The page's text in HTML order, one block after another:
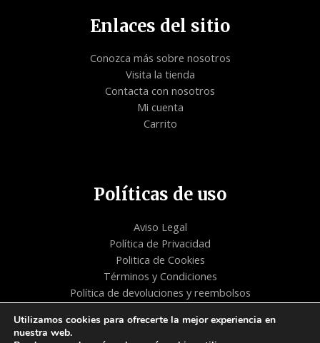
Enlaces del sitio
Conozca más sobre nosotros
Visita la tienda
Contacta con nosotros
Mi cuenta
Carrito
Políticas de uso
Aviso Legal
Política de Privacidad
Politica de Cookies
Términos y Condiciones
Política de devoluciones y reembolsos
Copyright © 2026 | Tienda - Aliento de Vida
Utilizamos cookies para ofrecerte la mejor experiencia en
nuestra web.